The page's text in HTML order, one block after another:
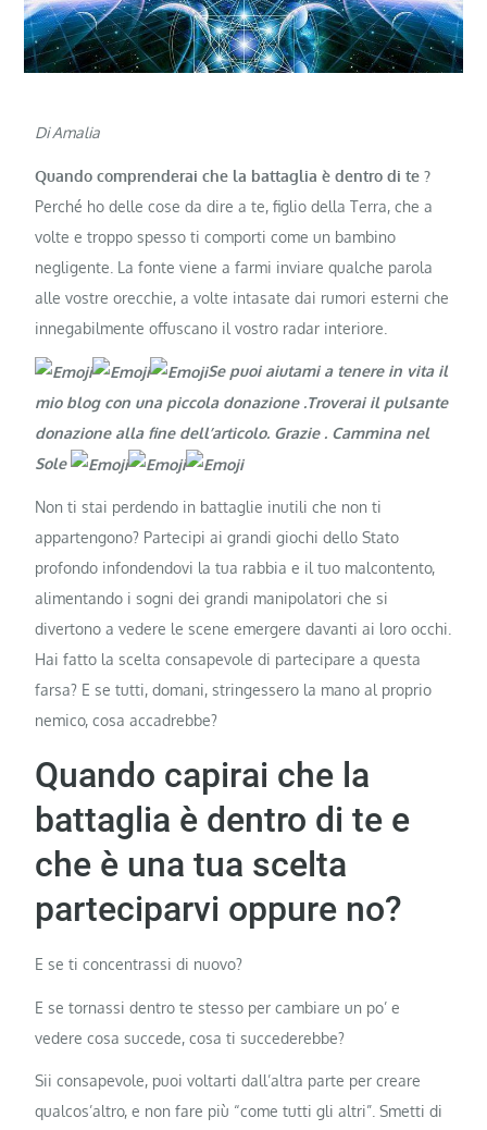
Di Amalia
Quando comprenderai che la battaglia è dentro di te ?
Perché ho delle cose da dire a te, figlio della Terra, che a
volte e troppo spesso ti comporti come un bambino
negligente. La fonte viene a farmi inviare qualche parola
alle vostre orecchie, a volte intasate dai rumori esterni che
innegabilmente offuscano il vostro radar interiore.
Se puoi aiutami a tenere in vita il
mio blog con una piccola donazione .Troverai il pulsante
donazione alla fine dell’articolo. Grazie. Cammina nel
Sole
Non ti stai perdendo in battaglie inutili che non ti
appartengono? Partecipi ai grandi giochi dello Stato
profondo infondendovi la tua rabbia e il tuo malcontento,
alimentando i sogni dei grandi manipolatori che si
divertono a vedere le scene emergere davanti ai loro occhi.
Hai fatto la scelta consapevole di partecipare a questa
farsa? E se tutti, domani, stringessero la mano al proprio
nemico, cosa accadrebbe?
Quando capirai che la
battaglia è dentro di te e
che è una tua scelta
parteciparvi oppure no?
E se ti concentrassi di nuovo?
E se tornassi dentro te stesso per cambiare un po’ e
vedere cosa succede, cosa ti succederebbe?
Sii consapevole, puoi voltarti dall’altra parte per creare
qualcos’altro, e non fare più “come tutti gli altri”. Smetti di